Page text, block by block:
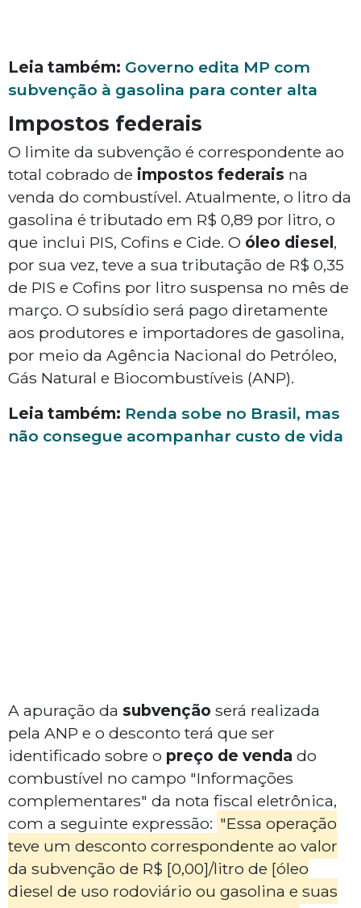
Leia também: Governo edita MP com
subvenção à gasolina para conter alta
Impostos federais
O limite da subvenção é correspondente ao
total cobrado de impostos federais na
venda do combustível. Atualmente, o litro da
gasolina é tributado em R$ 0,89 por litro, o
que inclui PIS, Cofins e Cide. O óleo diesel,
por sua vez, teve a sua tributação de R$ 0,35
de PIS e Cofins por litro suspensa no mês de
março. O subsídio será pago diretamente
aos produtores e importadores de gasolina,
por meio da Agência Nacional do Petróleo,
Gás Natural e Biocombustíveis (ANP).
Leia também: Renda sobe no Brasil, mas
não consegue acompanhar custo de vida
A apuração da subvenção será realizada
pela ANP e o desconto terá que ser
identificado sobre o preço de venda do
combustível no campo "Informações
complementares" da nota fiscal eletrônica,
com a seguinte expressão: "Essa operação
teve um desconto correspondente ao valor
da subvenção de R$ [0,00]/litro de [óleo
diesel de uso rodoviário ou gasolina e suas